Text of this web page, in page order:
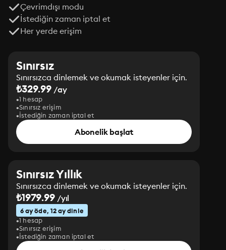
Çevrimdışı modu
İstediğin zaman iptal et
Her yerde erişim
Sınırsız
Sınırsızca dinlemek ve okumak isteyenler için.
₺329.99 /ay
1 hesap
Sınırsız erişim
İstediğin zaman iptal et
Abonelik başlat
Sınırsız Yıllık
Sınırsızca dinlemek ve okumak isteyenler için.
₺1979.99/yıl
6 ay öde, 12 ay dinle
1 hesap
Sınırsız erişim
İstediğin zaman iptal et